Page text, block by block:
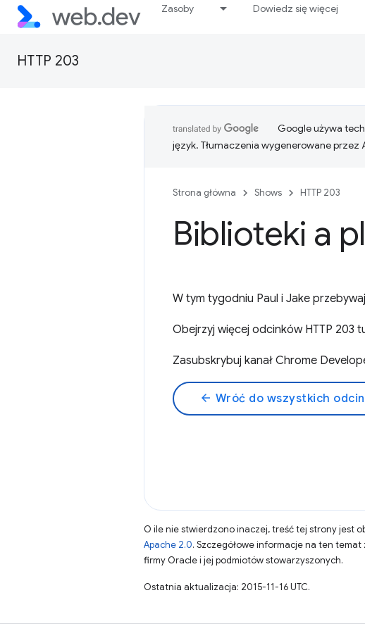
Zasoby Dowiedz się więcej
HTTP 203
Google używa
język. Tłumaczenia wygenerowane przez
Strona główna Shows HTTP 203
Biblioteki a
W tym tygodniu Paul i Jake
Obejrzyj więcej odcinków HTTP 203
Zasubskrybuj kanał Chrome
arrow_back Wróć do wszystkich
O ile nie stwierdzono inaczej, treść tej strony jest
Apache 2.0. Szczegółowe informacje na ten temat
firmy Oracle i jej podmiotów stowarzyszonych.
Ostatnia aktualizacja: 2015-11-16 UTC.